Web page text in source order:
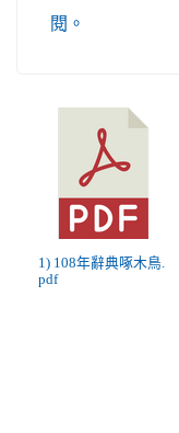
閱。
1) 108年辭典啄木鳥.
pdf